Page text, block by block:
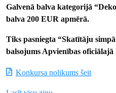
Galvenā balva kategorijā
balva 200 EUR apmērā.
Tiks pasniegta “Skatītāju
balsojums Apvienības
Konkursa nolikums šeit